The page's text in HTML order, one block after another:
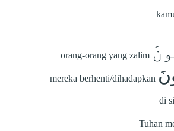
orang-orang yang zalim
mereka berhenti/dihadapkan
di
Tuhan